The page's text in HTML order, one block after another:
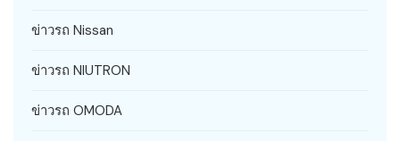
ข่าวรถ Nissan
ข่าวรถ NIUTRON
ข่าวรถ OMODA